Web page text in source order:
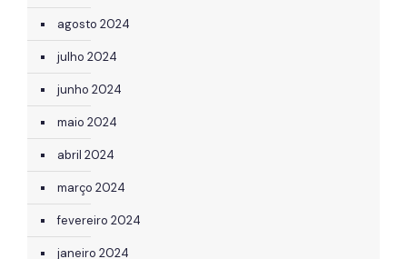
agosto 2024
julho 2024
junho 2024
maio 2024
abril 2024
março 2024
fevereiro 2024
janeiro 2024